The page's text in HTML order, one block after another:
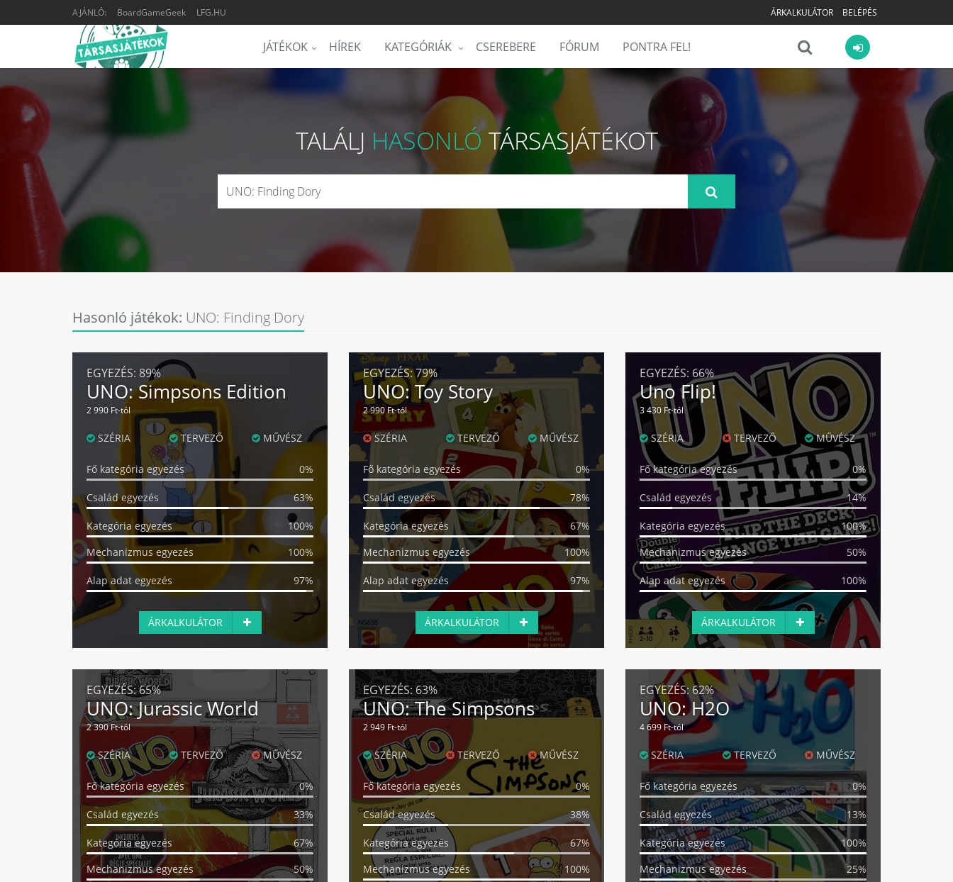
AJÁNLÓ: BoardGameGeek LFG.HU ÁRKALKULÁTOR BELÉPÉS
JÁTÉKOK HÍREK KATEGÓRIÁK CSEREBERE FÓRUM PONTRA FEL!
TALÁLJ HASONLÓTÁRSASJÁTÉKOT
Hasonló játékok: UNO: Finding Dory
EGYEZÉS: 89%
UNO: Simpsons Edition
2 990 Ft-tól
SZÉRIA TERVEZŐ MŰVÉSZ
Fő kategória egyezés 0%
Család egyezés 63%
Kategória egyezés
100%
Mechanizmus egyezés
100%
Alap adat egyezés 97%
ÁRKALKULÁTOR
EGYEZÉS:79%
UNO: Toy Story
2 990 Ft-tól
SZÉRIA TERVEZŐ MŰVÉSZ
Fő kategória egyezés 0%
Család egyezés 78%
Kategória egyezés
67%
Mechanizmus egyezés
100%
Alap adat egyezés 97%
ÁRKALKULÁTOR
EGYEZÉS: 66%
Uno Flip!
3 430 Ft-tól
SZÉRIA TERVEZŐ MŰVÉSZ
Fő kategória egyezés 0%
Család egyezés 14%
Kategória egyezés
100%
Mechanizmus egyezés
50%
Alap adat egyezés 100%
ÁRKALKULÁTOR
EGYEZÉS:65%
UNO: Jurassic World
2 390 Ft-tól
SZÉRIA TERVEZŐ MŰVÉSZ
Fő kategória egyezés 0%
Család egyezés 33%
Kategória egyezés
67%
Mechanizmus egyezés
50%
EGYEZÉS:63%
UNO: The Simpsons
2 949 Ft-tól
SZÉRIA TERVEZŐ MŰVÉSZ
Fő kategória egyezés 0%
Család egyezés 38%
Kategória egyezés
67%
Mechanizmus egyezés
100%
EGYEZÉS:62%
UNO: H2O
4 699 Ft-tól
SZÉRIA TERVEZŐ MŰVÉSZ
Fő kategória egyezés 0%
Család egyezés 13%
Kategória egyezés
100%
Mechanizmus egyezés
25%